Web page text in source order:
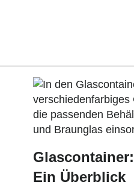
Ein Überblick